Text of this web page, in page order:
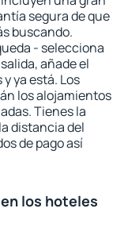
segura de que
buscando.
- selecciona
añade el
ya está. Los
los alojamientos
Tienes la
distancia del
de pago así
los hoteles